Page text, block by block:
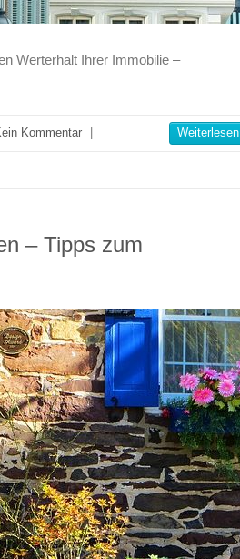
Werterhalt Ihrer Immobilie –
Kommentar Weiterlesen
– Tipps zum